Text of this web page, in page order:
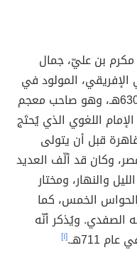
بن عليّ، جمال
الإفريقي، المولود في
مصر وقيل في طرابلس الغرب عام 630هـ، وهو صاحب معجم
اللغوي الذي يُحتَج
قبل أن يتولى
وكان قد ألّف العديد
والنهار، ومختار
الخمس، كما
الصفدي. ويُذكر أنّه
711هـ.
[١]